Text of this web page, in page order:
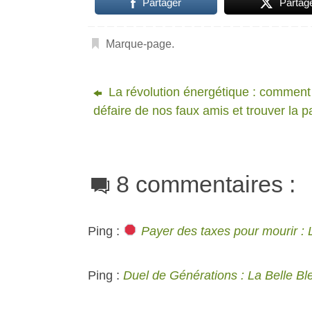
Partager
Marque-page
La révolution énergétique :
défaire de nos faux amis et trouver la
8 commentaires :
Ping : Payer des taxes pour mourir :
Ping : Duel de Générations : La Belle